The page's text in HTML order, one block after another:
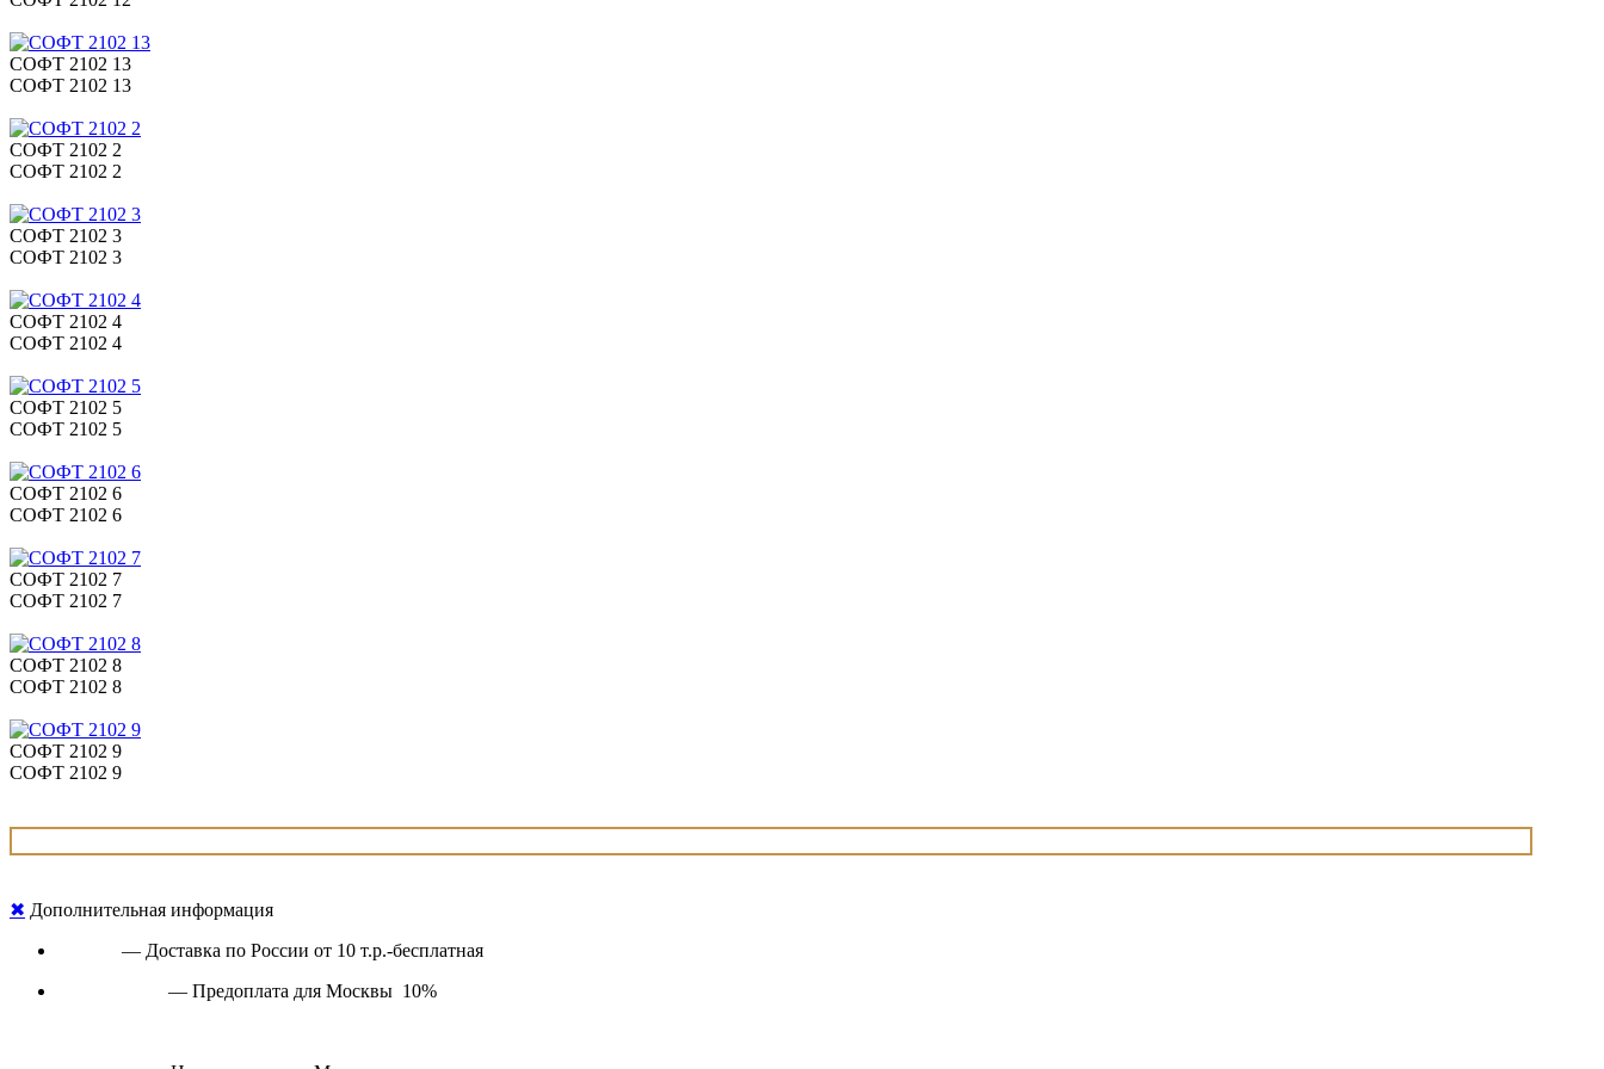
СОФТ 2102 13
СОФТ 2102 13
СОФТ 2102 2
СОФТ 2102 2
СОФТ 2102 3
СОФТ 2102 3
СОФТ 2102 4
СОФТ 2102 4
СОФТ 2102 5
СОФТ 2102 5
СОФТ 2102 6
СОФТ 2102 6
СОФТ 2102 7
СОФТ 2102 7
СОФТ 2102 8
СОФТ 2102 8
СОФТ 2102 9
СОФТ 2102 9
✖ Дополнительная информация
— Доставка по России от 10 т.р.-бесплатная
— Предоплата для Москвы 10%